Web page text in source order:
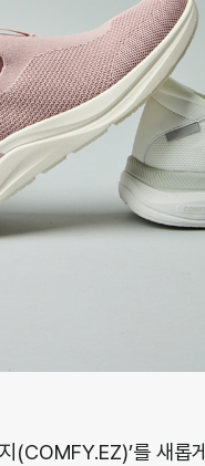
(COMFY.EZ)’를 새롭게